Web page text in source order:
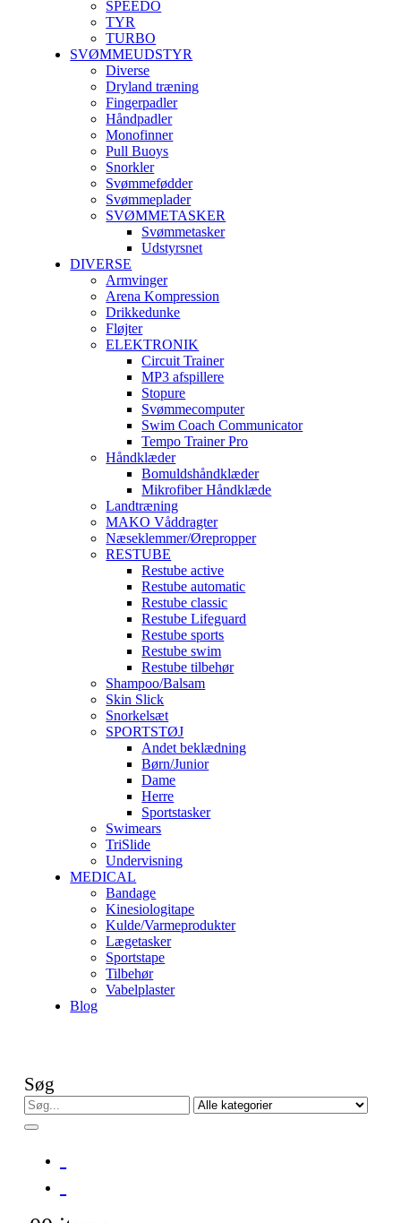
SPEEDO
TYR
TURBO
SVØMMEUDSTYR
Diverse
Dryland træning
Fingerpadler
Håndpadler
Monofinner
Pull Buoys
Snorkler
Svømmefødder
Svømmeplader
SVØMMETASKER
Svømmetasker
Udstyrsnet
DIVERSE
Armvinger
Arena Kompression
Drikkedunke
Fløjter
ELEKTRONIK
Circuit Trainer
MP3 afspillere
Stopure
Svømmecomputer
Swim Coach Communicator
Tempo Trainer Pro
Håndklæder
Bomuldshåndklæder
Mikrofiber Håndklæde
Landtræning
MAKO Våddragter
Næseklemmer/Ørepropper
RESTUBE
Restube active
Restube automatic
Restube classic
Restube Lifeguard
Restube sports
Restube swim
Restube tilbehør
Shampoo/Balsam
Skin Slick
Snorkelsæt
SPORTSTØJ
Andet beklædning
Børn/Junior
Dame
Herre
Sportstasker
Swimears
TriSlide
Undervisning
MEDICAL
Bandage
Kinesiologitape
Kulde/Varmeprodukter
Lægetasker
Sportstape
Tilbehør
Vabelplaster
Blog
Søg